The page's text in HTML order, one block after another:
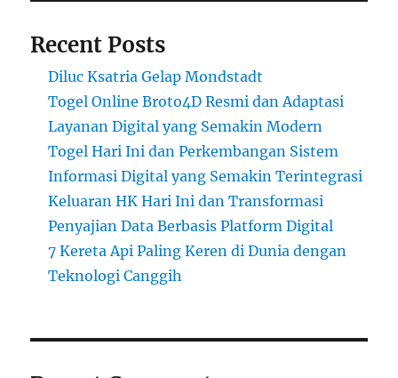
Recent Posts
Diluc Ksatria Gelap Mondstadt
Togel Online Broto4D Resmi dan Adaptasi
Layanan Digital yang Semakin Modern
Togel Hari Ini dan Perkembangan Sistem
Informasi Digital yang Semakin Terintegrasi
Keluaran HK Hari Ini dan Transformasi
Penyajian Data Berbasis Platform Digital
7 Kereta Api Paling Keren di Dunia dengan
Teknologi Canggih